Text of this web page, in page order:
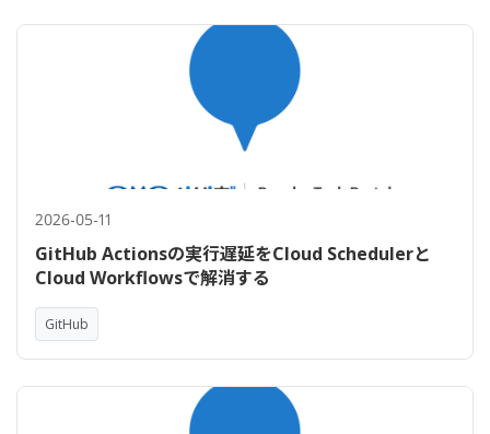
2026-05-11
GitHub Actionsの実行遅延をCloud Schedulerと
Cloud Workflowsで解消する
GitHub